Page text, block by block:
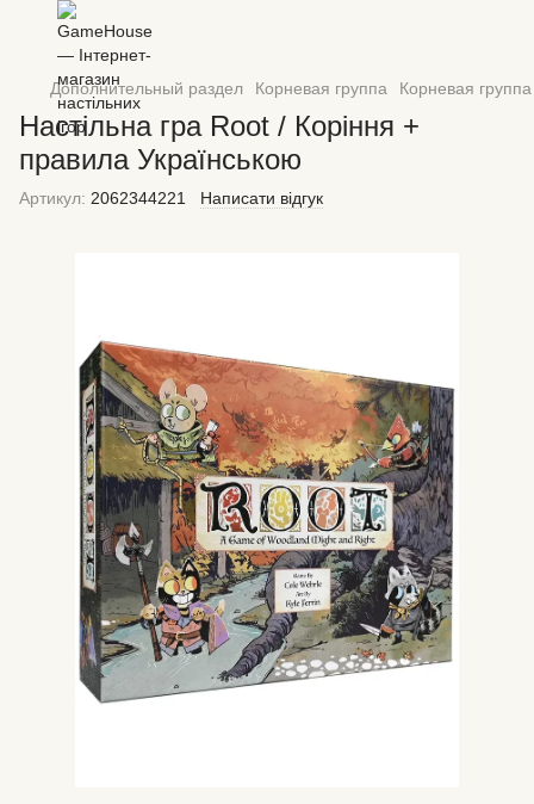
Дополнительный раздел Корневая группа Корневая
Настільна гра Root / Коріння +
правила Українською
Артикул: 2062344221 Написати відгук